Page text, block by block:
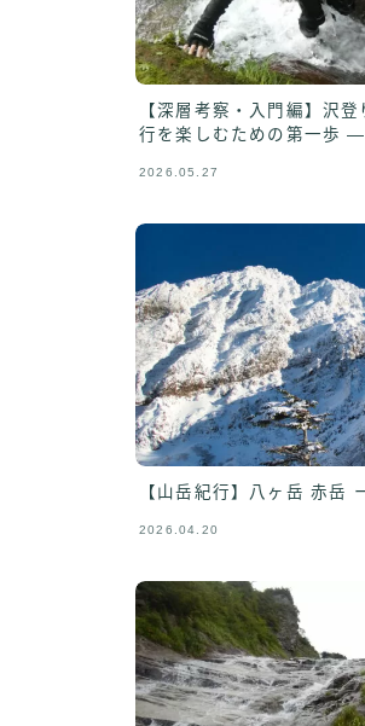
【深層考察・入門編】沢
行を楽しむための第一歩 ―
2026.05.27
【山岳紀行】八ヶ岳 赤岳
2026.04.20